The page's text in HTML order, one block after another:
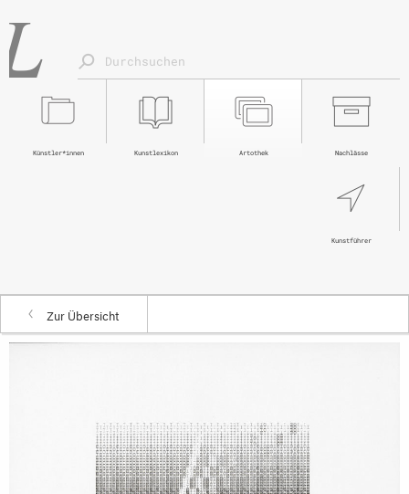
Nachlässe
Artothek
Kunstlexikon
Künstler*innen
Kunstführer
Zur Übersicht